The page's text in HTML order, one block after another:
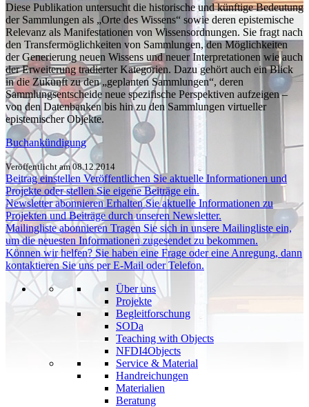
Diese Publikation untersucht die historische und künftige Bedeutung
der Sammlungen als „Orte des Wissens“ sowie deren epistemische
Relevanz als Manifestationen von Wissensordnungen. Sie fragt nach
den Transfermöglichkeiten von Sammlungen, den Möglichkeiten
der Generierung neuen Wissens und neuer Interpretationen wie auch
der Erweiterung tradierter Kategorien. Dazu gehört auch ein Blick
in die Zukunft zu den „geplanten Sammlungen“, deren
Sammlungsentscheide neue spezifische Perspektiven aufzeigen –
von den Datenbanken bis hin zu den Sammlungen virtueller
epistemischer Objekte.
Buchankündigung
Veröffentlicht am 08.12.2014
Beitrag einstellen Veröffentlichen Sie aktuelle Informationen und
Projekte oder stellen Sie eigene Beiträge ein.
Newsletter abonnieren Erhalten Sie aktuelle Informationen zu
Projekten und Beiträge durch unseren Newsletter.
Mailingliste abonnieren Tragen Sie sich in unsere Mailingliste ein,
um die neuesten Informationen zugesendet zu bekommen.
Können wir helfen? Sie haben eine Frage oder eine Anregung, dann
kontaktieren Sie uns per E-Mail oder Telefon.
Über uns
Projekte
Begleitforschung
SODa
Teaching with Objects
NFDI4Objects
Service & Material
Handreichungen
Materialien
Beratung